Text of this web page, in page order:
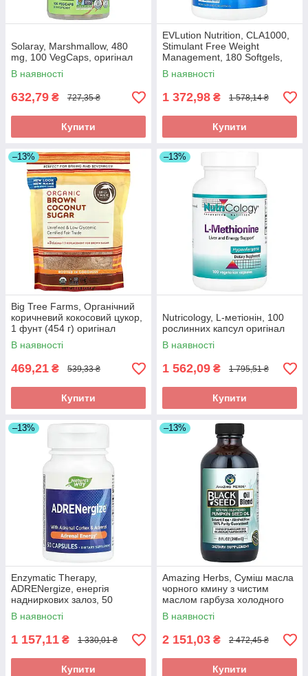
Solaray, Marshmallow, 480
mg, 100 VegCaps, оригінал
В наявності
632,79 ₴ 727,35 ₴
Купити
EVLution Nutrition, CLA1000,
Stimulant Free Weight
Management, 180 Softgels,
оригінал
В наявності
1 372,98 ₴ 1 578,14 ₴
Купити
–13%
Big Tree Farms, Органічний
коричневий кокосовий цукор,
1 фунт (454 г) оригінал
В наявності
469,21 ₴ 539,33 ₴
Купити
–13%
Nutricology, L-метіонін, 100
рослинних капсул оригінал
В наявності
1 562,09 ₴ 1 795,51 ₴
Купити
–13%
Enzymatic Therapy,
ADRENergize, енергія
надниркових залоз, 50
капсул, оригінал
В наявності
1 157,11 ₴ 1 330,01 ₴
Купити
–13%
Amazing Herbs, Суміш масла
чорного кмину з чистим
маслом гарбуза холодного
віджиму, 8 рідин та си. унцій
(240 мл) оригінал
В наявності
2 151,03 ₴ 2 472,45 ₴
Купити